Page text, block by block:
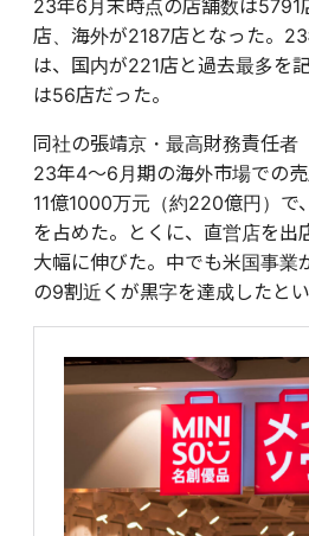
23年6月末時点の店舗数は
店、海外が2187店となった。
は、国内が221店と過去最多を
は56店だった。
同社の張靖京・最高財務責任者
23年4〜6月期の海外市場での
11億1000万元（約220億円）
を占めた。とくに、直営店を出
大幅に伸びた。中でも米国事業
の9割近くが黒字を達成したとい